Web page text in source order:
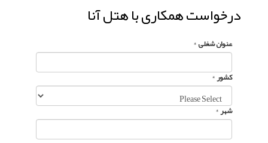
درخواست همکاری با هتل آنا
عنوان شغلی*
کشور*
شهر*